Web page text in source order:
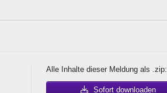
Alle Inhalte dieser Meldung als .zip:
Sofort downloaden